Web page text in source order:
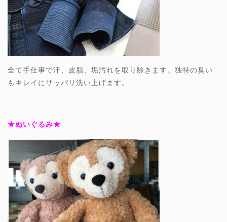
全て手仕事で汗、皮脂、垢汚れを取り除きます。独特の臭い
もキレイにサッパリ洗い上げます。
★ぬいぐるみ★